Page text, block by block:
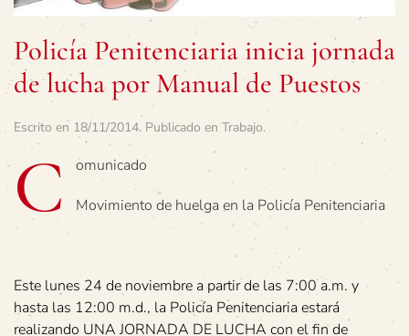
Policía Penitenciaria inicia jornada
de lucha por Manual de Puestos
Escrito en 18/11/2014. Publicado en Trabajo.
C
omunicado
Movimiento de huelga en la Policía Penitenciaria
Este lunes 24 de noviembre a partir de las 7:00 a.m. y
hasta las 12:00 m.d., la Policía Penitenciaria estará
realizando UNA JORNADA DE LUCHA con el fin de